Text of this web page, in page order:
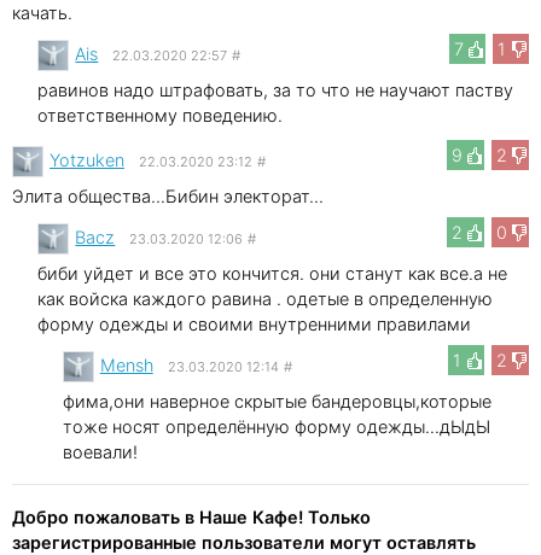
качать.
7
1
Ais 22.03.2020 22:57 #
равинов надо штрафовать, за то что не научают паству
ответственному поведению.
9
2
Yotzuken 22.03.2020 23:12 #
Элита общества...Бибин электорат...
2
0
Bacz 23.03.2020 12:06 #
биби уйдет и все это кончится. они станут как все.а не
как войска каждого равина . одетые в определенную
форму одежды и своими внутренними правилами
1
2
Mensh 23.03.2020 12:14 #
фима,они наверное скрытые бандеровцы,которые
тоже носят определённую форму одежды...дЫдЫ
воевали!
Добро пожаловать в Наше Кафе! Только
зарегистрированные пользователи могут оставлять